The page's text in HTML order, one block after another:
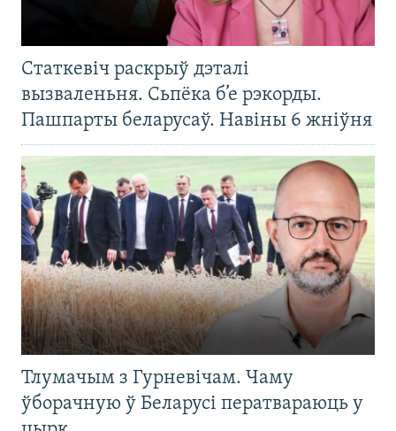
Статкевіч раскрыў дэталі
вызваленьня. Сьпёка б’е рэкорды.
Пашпарты беларусаў. Навіны 6 жніўня
Тлумачым з Гурневічам. Чаму
ўборачную ў Беларусі ператвараюць у